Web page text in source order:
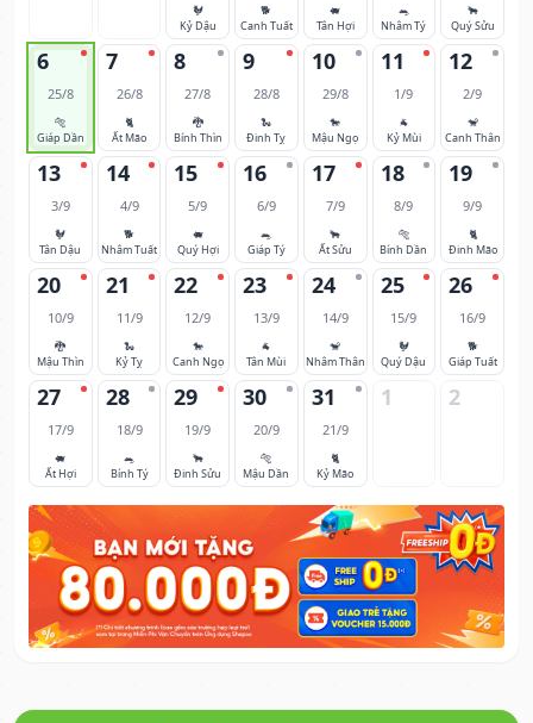
🐓
Kỷ Dậu
🐕
Canh Tuất
🐖
Tân Hợi
🐀
Nhâm Tý
🐂
Quý Sửu
6
25/8
🐅
Giáp Dần
7
26/8
🐈
Ất Mão
8
27/8
🐉
Bính Thìn
9
28/8
🐍
Đinh Tỵ
10
29/8
🐎
Mậu Ngọ
11
1/9
🐐
Kỷ Mùi
12
2/9
🐒
Canh Thân
13
3/9
🐓
Tân Dậu
14
4/9
🐕
Nhâm Tuất
15
5/9
🐖
Quý Hợi
16
6/9
🐀
Giáp Tý
17
7/9
🐂
Ất Sửu
18
8/9
🐅
Bính Dần
19
9/9
🐈
Đinh Mão
20
10/9
🐉
Mậu Thìn
21
11/9
🐍
Kỷ Tỵ
22
12/9
🐎
Canh Ngọ
23
13/9
🐐
Tân Mùi
24
14/9
🐒
Nhâm Thân
25
15/9
🐓
Quý Dậu
26
16/9
🐕
Giáp Tuất
27
17/9
🐖
Ất Hợi
28
18/9
🐀
Bính Tý
29
19/9
🐂
Đinh Sửu
30
20/9
🐅
Mậu Dần
31
21/9
🐈
Kỷ Mão
1 2